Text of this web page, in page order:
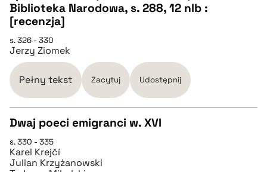
CZYSTY TEKST
pobierz cytat
BIBTEX
pobierz cytat
Biblioteka Narodowa, s. 288, 12 nlb :
[recenzja]
s. 326 - 330
Jerzy Ziomek
Pełny tekst Zacytuj Udostępnij
CZYSTY TEKST
Dwaj poeci emigranci w. XVI
s. 330 - 335
Karel Krejčí
Julian Krzyżanowski